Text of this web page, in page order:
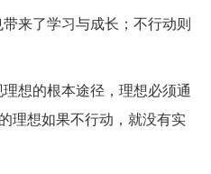
来了学习与成长；不行动则
想的根本途径，理想必须通
理想如果不行动，就没有实